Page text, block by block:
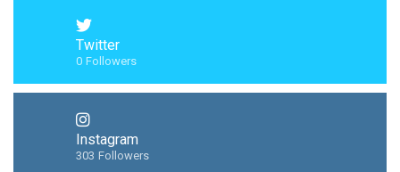
Twitter
0 Followers
Instagram
303 Followers